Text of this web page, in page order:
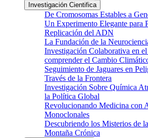
Investigación Cientifica
De Cromosomas Estables a
Un Experimento Elegante para
Replicación del ADN
La Fundación de la
Investigación Colaborativa en
comprender el Cambio
Seguimiento de Jaguares en
Través de la Frontera
Investigación Sobre Química
la Política Global
Revolucionando Medicina con
Monoclonales
Descubriendo los Misterios de
Montaña Crónica